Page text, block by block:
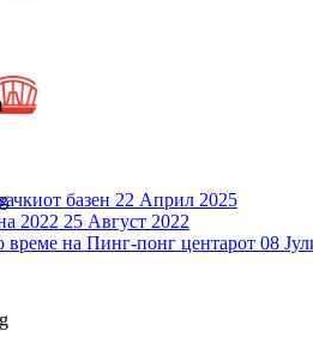
базен 22 Април 2025
2022 25 Август 2022
време на Пинг-понг центарот 08